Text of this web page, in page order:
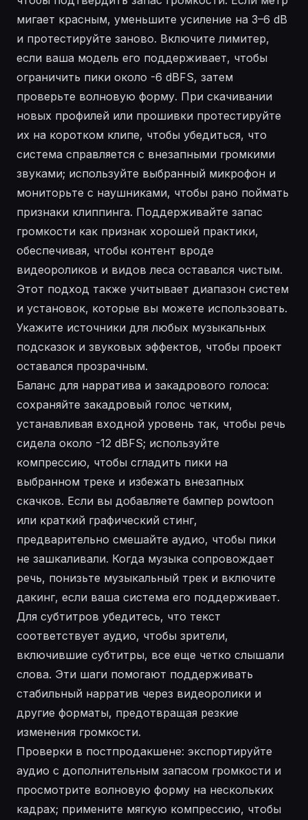
мигает красным, уменьшите усиление на 3–6 dB
и протестируйте заново. Включите лимитер,
если ваша модель его поддерживает, чтобы
ограничить пики около -6 dBFS, затем
проверьте волновую форму. При скачивании
новых профилей или прошивки протестируйте
их на коротком клипе, чтобы убедиться, что
система справляется с внезапными громкими
звуками; используйте выбранный микрофон и
мониторьте с наушниками, чтобы рано поймать
признаки клиппинга. Поддерживайте запас
громкости как признак хорошей практики,
обеспечивая, чтобы контент вроде
видеороликов и видов леса оставался чистым.
Этот подход также учитывает диапазон систем
и установок, которые вы можете использовать.
Укажите источники для любых музыкальных
подсказок и звуковых эффектов, чтобы проект
оставался прозрачным.
Баланс для нарратива и закадрового голоса:
сохраняйте закадровый голос четким,
устанавливая входной уровень так, чтобы речь
сидела около -12 dBFS; используйте
компрессию, чтобы сгладить пики на
выбранном треке и избежать внезапных
скачков. Если вы добавляете бампер powtoon
или краткий графический стинг,
предварительно смешайте аудио, чтобы пики
не зашкаливали. Когда музыка сопровождает
речь, понизьте музыкальный трек и включите
дакинг, если ваша система его поддерживает.
Для субтитров убедитесь, что текст
соответствует аудио, чтобы зрители,
включившие субтитры, все еще четко слышали
слова. Эти шаги помогают поддерживать
стабильный нарратив через видеоролики и
другие форматы, предотвращая резкие
изменения громкости.
Проверки в постпродакшене: экспортируйте
аудио с дополнительным запасом громкости и
просмотрите волновую форму на нескольких
кадрах; примените мягкую компрессию, чтобы